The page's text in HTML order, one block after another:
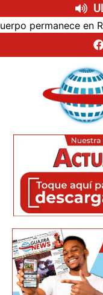
a la espera de